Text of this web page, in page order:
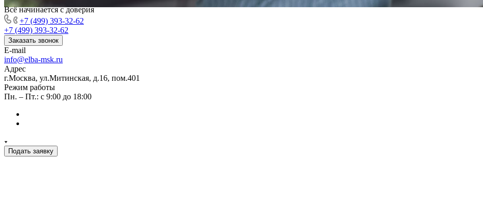
Всё начинается с доверия
+7 (499) 393-32-62
+7 (499) 393-32-62
Заказать звонок
E-mail
info@elba-msk.ru
Адрес
г.Москва, ул.Митинская, д.16, пом.401
Режим работы
Пн. – Пт.: с 9:00 до 18:00
Подать заявку